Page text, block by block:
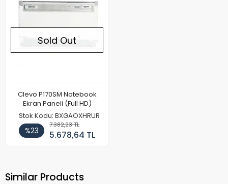
Sold Out
Clevo P170SM Notebook
Ekran Paneli (Full HD)
Stok Kodu: BXGAOXHRUR
%23
7.382,23 TL
5.678,64 TL
Similar Products